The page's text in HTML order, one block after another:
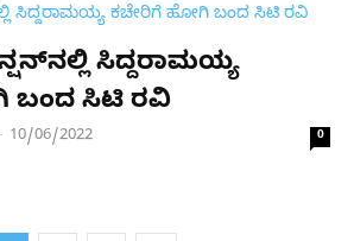
ಸಿದ್ದರಾಮಯ್ಯ
ಬಂದ ಸಿಟಿ ರವಿ
- 10/06/2022 0